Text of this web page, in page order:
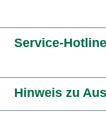
Service-Hotline
Hinweis zu